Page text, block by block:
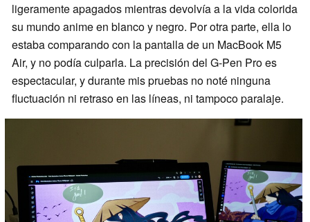
ligeramente apagados mientras devolvía a la vida colorida
su mundo anime en blanco y negro. Por otra parte, ella lo
estaba comparando con la pantalla de un MacBook M5
Air, y no podía culparla. La precisión del G-Pen Pro es
espectacular, y durante mis pruebas no noté ninguna
fluctuación ni retraso en las líneas, ni tampoco paralaje.